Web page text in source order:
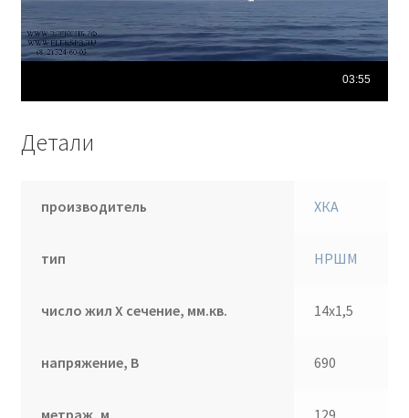
Детали
производитель ХКА
тип НРШМ
число жил Х сечение, мм.кв. 14х1,5
напряжение, В 690
метраж, м 129